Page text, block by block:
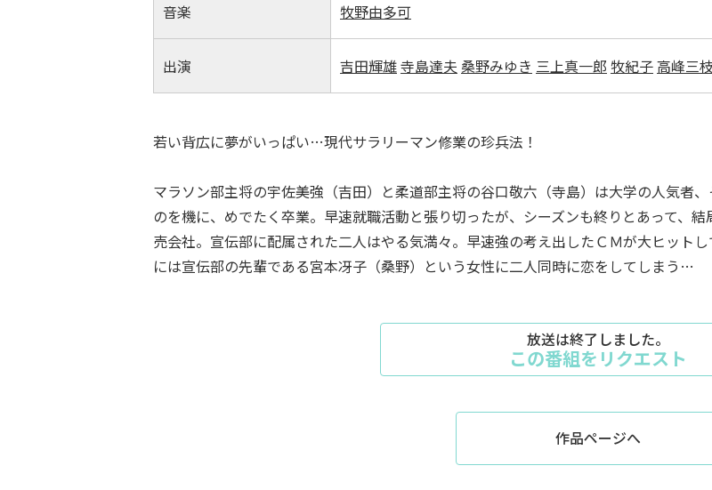
音楽 牧野由多可
出演 吉田輝雄寺島達夫 桑野みゆき 三上真一郎 牧紀子高峰三
若い背広に夢がいっぱい…現代サラリーマン修業の珍兵法！
マラソン部主将の宇佐美強（吉田）と柔道部主将の谷口敬六（寺島）は大学の人気者
のを機に、めでたく卒業。早速就職活動と張り切ったが、シーズンも終りとあって、
売会社。宣伝部に配属された二人はやる気満々。早速強の考え出したＣＭが大ヒット
には宣伝部の先輩である宮本冴子（桑野）という女性に二人同時に恋をしてしまう…
放送は終了しました。
この番組をリクエスト
作品ページへ